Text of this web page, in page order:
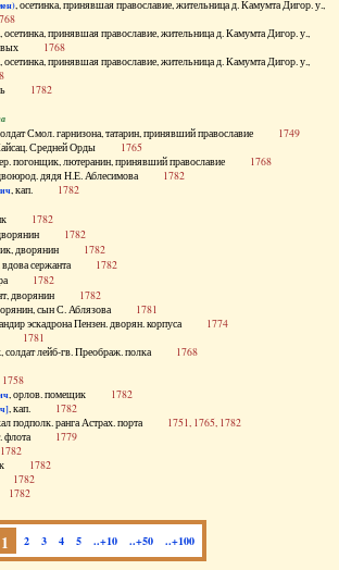
, осетинка, принявшая православие, жительница д. Камумта Дигор. у.,
, осетинка, принявшая православие, жительница д. Камумта Дигор. у.,
1768
, осетинка, принявшая православие, жительница д. Камумта Дигор. у.,
1782
Смол. гарнизона, татарин, принявший православие 1749
Средней Орды 1765
погонщик, лютеранин, принявший православие 1768
дядя Н.Е. Аблесимова 1782
, кап. 1782
1782
дворянин 1782
дворянин 1782
вдова сержанта 1782
1782
дворянин 1782
сын С. Аблязова 1781
эскадрона Пензен. дворян. корпуса 1774
1781
солдат лейб-гв. Преображ. полка 1768
1758
, орлов. помещик 1782
, кап. 1782
подполк. ранга Астрах. порта 1751, 1765, 1782
флота 1779
1782
1782
1782
1782
1 2 3 4 5 ..+10 ..+50 ..+100